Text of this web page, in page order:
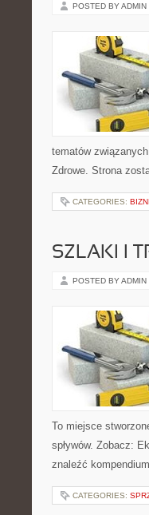
POSTED BY ADMIN
tematów
Zdrowe. Strona
CATEGORIES:
SZLAKI I
POSTED BY ADMIN
To miejsce
spływów. Zobacz:
znaleźć
CATEGORIES: